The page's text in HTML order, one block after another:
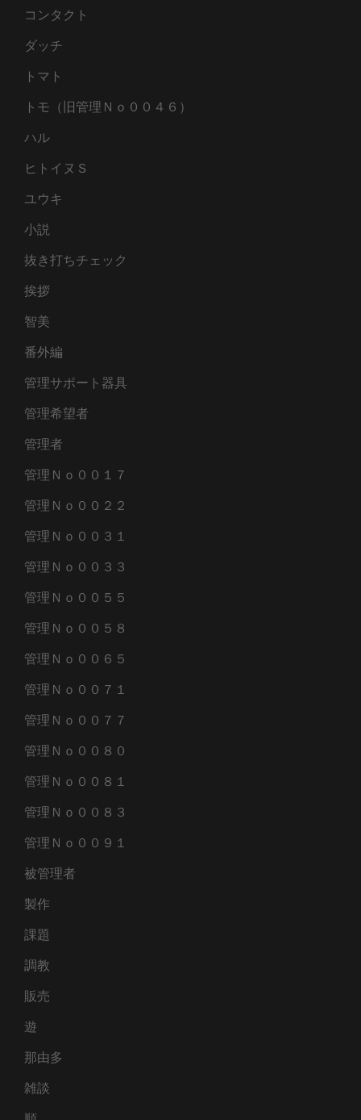
コンタクト
ダッチ
トマト
トモ（旧管理Ｎｏ００４６）
ハル
ヒトイヌＳ
ユウキ
小説
抜き打ちチェック
挨拶
智美
番外編
管理サポート器具
管理希望者
管理者
管理Ｎｏ００１７
管理Ｎｏ００２２
管理Ｎｏ００３１
管理Ｎｏ００３３
管理Ｎｏ００５５
管理Ｎｏ００５８
管理Ｎｏ００６５
管理Ｎｏ００７１
管理Ｎｏ００７７
管理Ｎｏ００８０
管理Ｎｏ００８１
管理Ｎｏ００８３
管理Ｎｏ００９１
被管理者
製作
課題
調教
販売
遊
那由多
雑談